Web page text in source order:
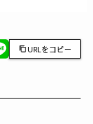
URLをコピー